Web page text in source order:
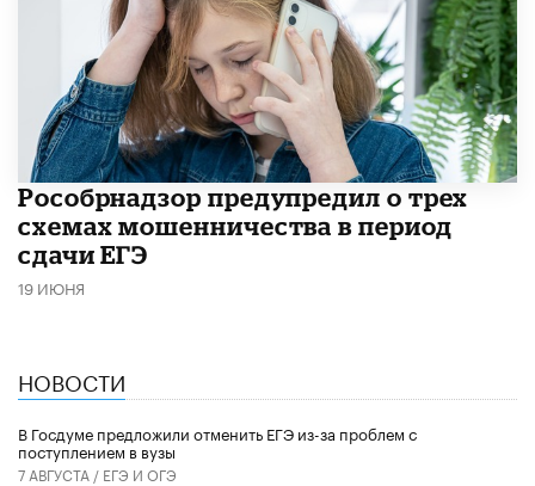
Рособрнадзор предупредил о трех
схемах мошенничества в период
сдачи ЕГЭ
19 ИЮНЯ
НОВОСТИ
В Госдуме предложили отменить ЕГЭ из-за проблем с
поступлением в вузы
7 АВГУСТА / ЕГЭ И ОГЭ